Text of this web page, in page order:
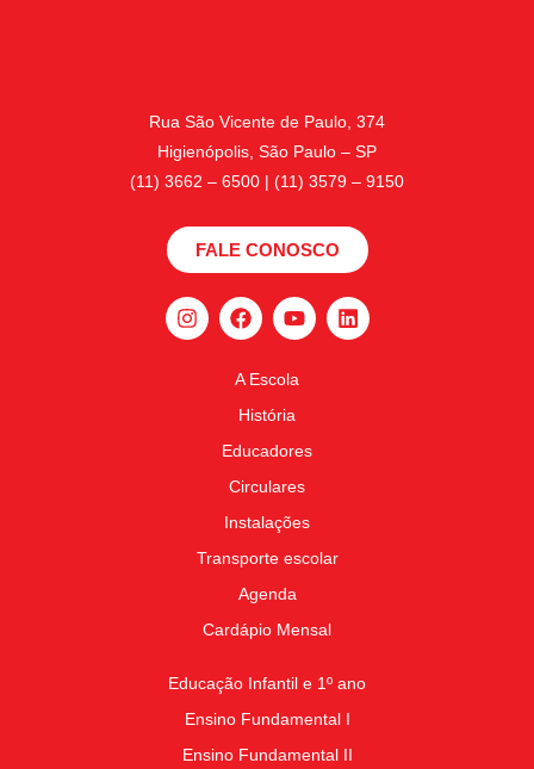
Rua São Vicente de Paulo, 374
Higienópolis, São Paulo – SP
(11) 3662 – 6500 | (11) 3579 – 9150
FALE CONOSCO
A Escola
História
Educadores
Circulares
Instalações
Transporte escolar
Agenda
Cardápio Mensal
Educação Infantil e 1º ano
Ensino Fundamental I
Ensino Fundamental II